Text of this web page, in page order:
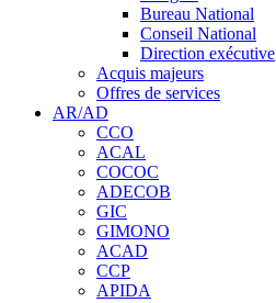
Bureau National
Conseil National
Direction exécutive
Acquis majeurs
Offres de services
AR/AD
CCO
ACAL
COCOC
ADECOB
GIC
GIMONO
ACAD
CCP
APIDA